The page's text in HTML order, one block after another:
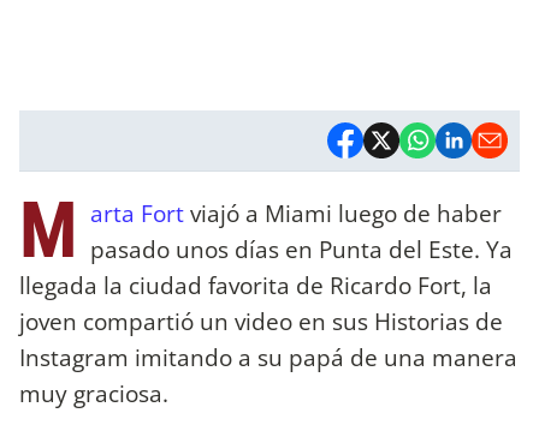
M arta Fortviajó a Miami luego de haber
pasado unos días en Punta del Este. Ya
llegada la ciudad favorita de Ricardo Fort, la
joven compartió un video en sus Historias de
Instagram imitando a su papá de una manera
muy graciosa.